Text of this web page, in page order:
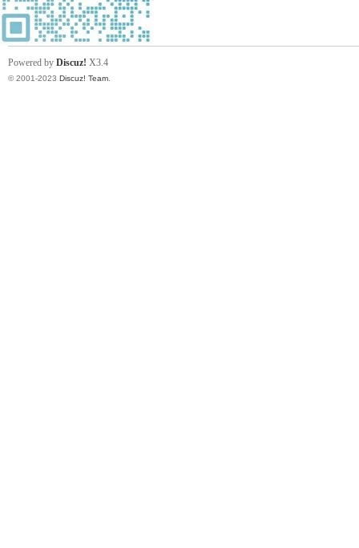
Powered by Discuz! X3.4
© 2001-2023 Discuz! Team